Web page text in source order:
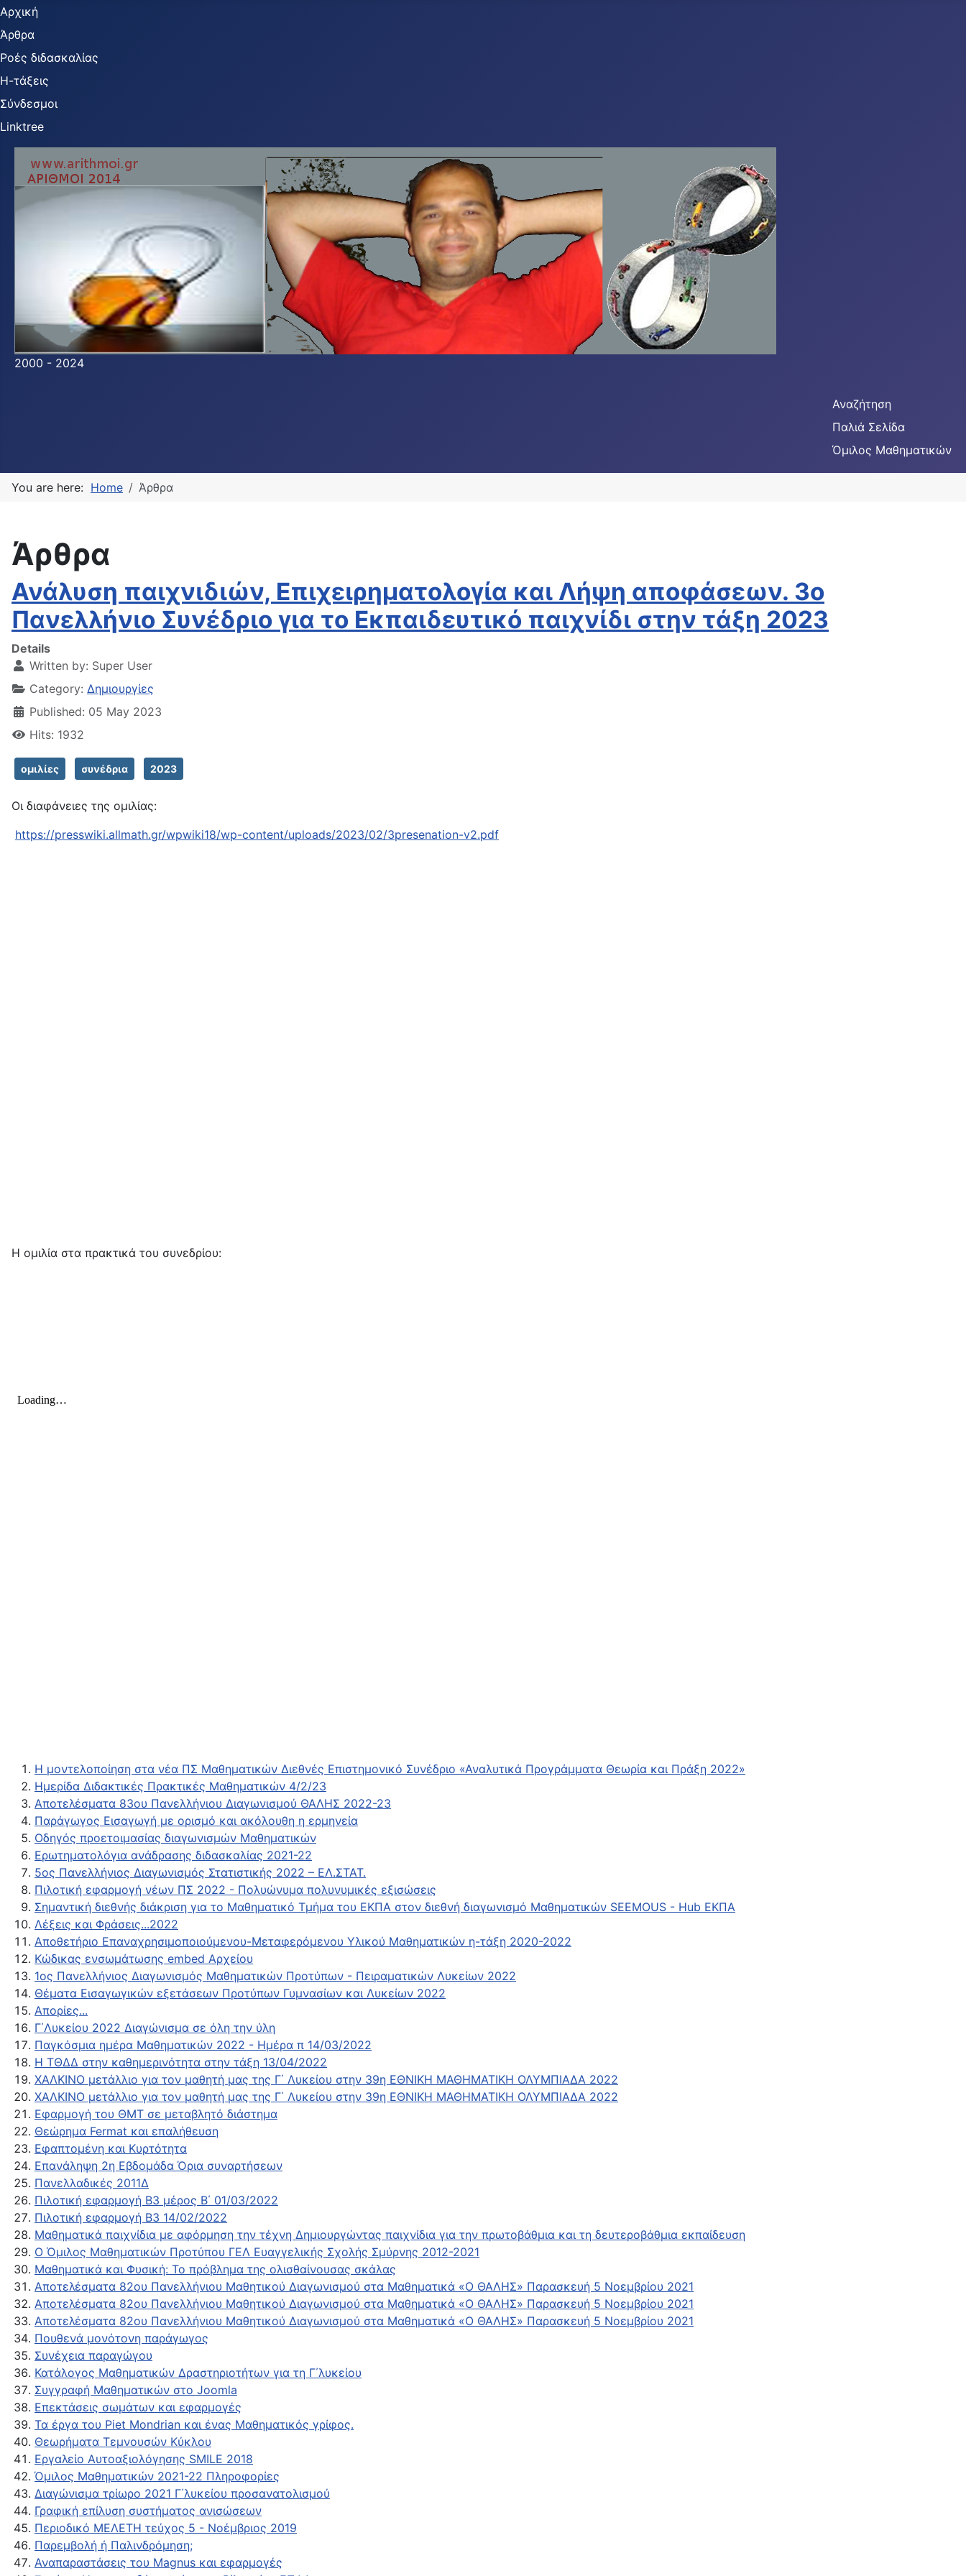
Αρχική
Άρθρα
Ροές διδασκαλίας
Η-τάξεις
Σύνδεσμοι
Linktree
2000 - 2024
Αναζήτηση
Παλιά Σελίδα
Όμιλος Μαθηματικών
You are here: Home Άρθρα
Άρθρα
Ανάλυση παιχνιδιών, Επιχειρηματολογία και Λήψη αποφάσεων. 3ο
Πανελλήνιο Συνέδριο για το Εκπαιδευτικό παιχνίδι στην τάξη 2023
Details
Written by: Super User
Category: Δημιουργίες
Published: 05 May 2023
Hits: 1932
ομιλίες συνέδρια 2023
Οι διαφάνειες της ομιλίας:
https://presswiki.allmath.gr/wpwiki18/wp-content/uploads/2023/02/3presenation-v2.pdf
Η ομιλία στα πρακτικά του συνεδρίου:
Η μοντελοποίηση στα νέα ΠΣ Μαθηματικών Διεθνές Επιστημονικό Συνέδριο «Αναλυτικά Προγράμματα Θεωρία και Πράξη 2022»
Ημερίδα Διδακτικές Πρακτικές Μαθηματικών 4/2/23
Αποτελέσματα 83ου Πανελλήνιου Διαγωνισμού ΘΑΛΗΣ 2022-23
Παράγωγος Εισαγωγή με ορισμό και ακόλουθη η ερμηνεία
Οδηγός προετοιμασίας διαγωνισμών Μαθηματικών
Ερωτηματολόγια ανάδρασης διδασκαλίας 2021-22
5ος Πανελλήνιος Διαγωνισμός Στατιστικής 2022 – ΕΛ.ΣΤΑΤ.
Πιλοτική εφαρμογή νέων ΠΣ 2022 - Πολυώνυμα πολυνυμικές εξισώσεις
Σημαντική διεθνής διάκριση για το Μαθηματικό Τμήμα του ΕΚΠΑ στον διεθνή διαγωνισμό Μαθηματικών SEEMOUS - Hub ΕΚΠΑ
Λέξεις και Φράσεις...2022
Αποθετήριο Επαναχρησιμοποιούμενου-Μεταφερόμενου Υλικού Μαθηματικών η-τάξη 2020-2022
Κώδικας ενσωμάτωσης embed Αρχείου
1ος Πανελλήνιος Διαγωνισμός Μαθηματικών Προτύπων - Πειραματικών Λυκείων 2022
Θέματα Εισαγωγικών εξετάσεων Προτύπων Γυμνασίων και Λυκείων 2022
Απορίες...
Γ΄Λυκείου 2022 Διαγώνισμα σε όλη την ύλη
Παγκόσμια ημέρα Μαθηματικών 2022 - Ημέρα π 14/03/2022
Η ΤΘΔΔ στην καθημερινότητα στην τάξη 13/04/2022
ΧΑΛΚΙΝΟ μετάλλιο για τον μαθητή μας της Γ΄ Λυκείου στην 39η ΕΘΝΙΚΗ ΜΑΘΗΜΑΤΙΚΗ ΟΛΥΜΠΙΑΔΑ 2022
ΧΑΛΚΙΝΟ μετάλλιο για τον μαθητή μας της Γ΄ Λυκείου στην 39η ΕΘΝΙΚΗ ΜΑΘΗΜΑΤΙΚΗ ΟΛΥΜΠΙΑΔΑ 2022
Εφαρμογή του ΘΜΤ σε μεταβλητό διάστημα
Θεώρημα Fermat και επαλήθευση
Εφαπτομένη και Κυρτότητα
Επανάληψη 2η Εβδομάδα Όρια συναρτήσεων
Πανελλαδικές 2011Δ
Πιλοτική εφαρμογή Β3 μέρος Β΄ 01/03/2022
Πιλοτική εφαρμογή Β3 14/02/2022
Μαθηματικά παιχνίδια με αφόρμηση την τέχνη Δημιουργώντας παιχνίδια για την πρωτοβάθμια και τη δευτεροβάθμια εκπαίδευση
Ο Όμιλος Μαθηματικών Προτύπου ΓΕΛ Ευαγγελικής Σχολής Σμύρνης 2012-2021
Μαθηματικά και Φυσική: Το πρόβλημα της ολισθαίνουσας σκάλας
Αποτελέσματα 82ου Πανελλήνιου Μαθητικού Διαγωνισμού στα Μαθηματικά «Ο ΘΑΛΗΣ» Παρασκευή 5 Νοεμβρίου 2021
Αποτελέσματα 82ου Πανελλήνιου Μαθητικού Διαγωνισμού στα Μαθηματικά «Ο ΘΑΛΗΣ» Παρασκευή 5 Νοεμβρίου 2021
Αποτελέσματα 82ου Πανελλήνιου Μαθητικού Διαγωνισμού στα Μαθηματικά «Ο ΘΑΛΗΣ» Παρασκευή 5 Νοεμβρίου 2021
Πουθενά μονότονη παράγωγος
Συνέχεια παραγώγου
Κατάλογος Μαθηματικών Δραστηριοτήτων για τη Γ΄λυκείου
Συγγραφή Μαθηματικών στο Joomla
Επεκτάσεις σωμάτων και εφαρμογές
Τα έργα του Piet Mondrian και ένας Μαθηματικός γρίφος.
Θεωρήματα Τεμνουσών Κύκλου
Εργαλείο Αυτοαξιολόγησης SMILE 2018
Όμιλος Μαθηματικών 2021-22 Πληροφορίες
Διαγώνισμα τρίωρο 2021 Γ΄λυκείου προσανατολισμού
Γραφική επίλυση συστήματος ανισώσεων
Περιοδικό ΜΕΛΕΤΗ τεύχος 5 - Νοέμβριος 2019
Παρεμβολή ή Παλινδρόμηση;
Αναπαραστάσεις του Magnus και εφαρμογές